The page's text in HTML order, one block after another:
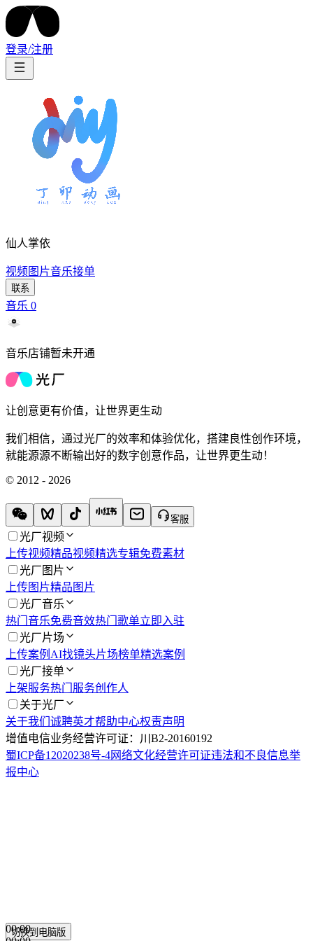
登录/注册
仙人掌依
视频 图片音乐接单
联系
音乐 0
音乐店铺暂未开通
让创意更有价值，让世界更生动
我们相信，通过光厂的效率和体验优化，搭建良性创作环境，
就能源源不断输出好的数字创意作品，让世界更生动！
© 2012 - 2026
客服
光厂视频
上传视频精品视频精选专辑免费素材
光厂图片
上传图片精品图片
光厂音乐
热门音乐免费音效热门歌单立即入驻
光厂片场
上传案例 AI找镜头片场榜单精选案例
光厂接单
上架服务热门服务创作人
关于光厂
关于我们 诚聘英才帮助中心权责声明
增值电信业务经营许可证：川B2-20160192
蜀ICP备12020238号-4网络文化经营许可证违法和不良信息举
报中心
00:00
切换到电脑版